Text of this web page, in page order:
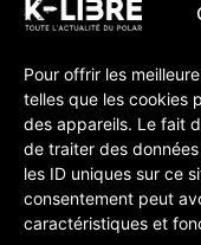
Pour offrir les
telles que les cookies
des appareils. Le fait
de traiter des
les ID uniques sur ce
consentement peut
caractéristiques et